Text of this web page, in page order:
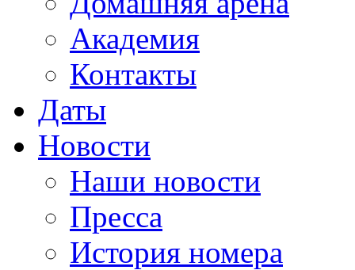
Академия
Контакты
Даты
Новости
Наши новости
Пресса
История номера